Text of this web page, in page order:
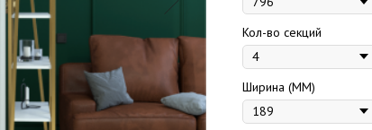
Кол-во секций
Ширина (ММ)